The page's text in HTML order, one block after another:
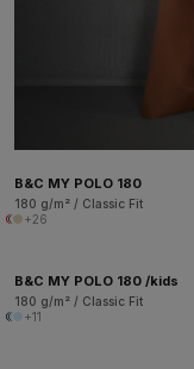
B&C MY POLO 180
180 g/m² / Classic Fit
+26
B&C MY POLO 180 /kids
180 g/m² / Classic Fit
+11